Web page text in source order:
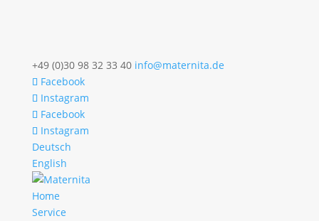
+49 (0)30 98 32 33 40 info@maternita.de
Facebook
Instagram
Facebook
Instagram
Deutsch
English
Home
Service